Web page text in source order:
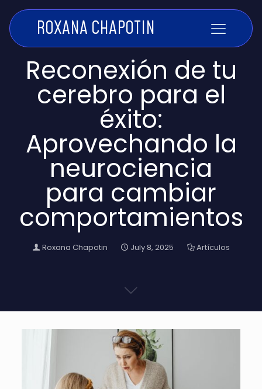
ROXANA CHAPOTIN
Reconexión de tu
cerebro para el
éxito:
Aprovechando la
neurociencia
para cambiar
comportamientos
Roxana Chapotin July 8, 2025 Artículos